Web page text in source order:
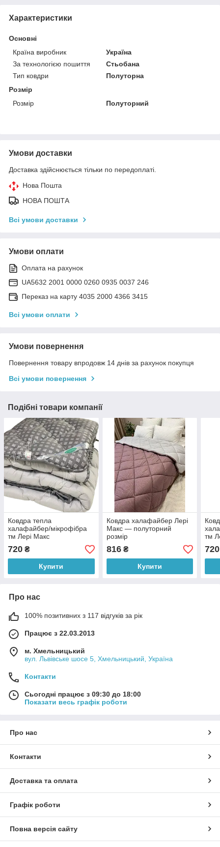
Характеристики
Основні
Країна виробник
Україна
За технологією пошиття
Стьобана
Тип ковдри
Полуторна
Розмір
Розмір
Полуторний
Умови доставки
Доставка здійснюється тільки по передоплаті.
Нова Пошта
НОВА ПОШТА
Всі умови доставки
Умови оплати
Оплата на рахунок
UA5632 2001 0000 0260 0935 0037 246
Переказ на карту 4035 2000 4366 3415
Всі умови оплати
Умови повернення
Повернення товару впродовж 14 днів за рахунок покупця
Всі умови повернення
Подібні товари компанії
Ковдра тепла
халафайбер/мікрофібра
тм Лері Макс
720 ₴
Купити
Ковдра халафайбер Лері
Макс — полуторний
розмір
816₴
Купити
тм
720
Про нас
100% позитивних з 117 відгуків за рік
Працює з 22.03.2013
м. Хмельницький
вул. Львівське шосе 5, Хмельницький, Україна
Контакти
Сьогодні працює з 09:30 до 18:00
Показати весь графік роботи
Про нас
Контакти
Доставка та оплата
Графік роботи
Повна версія сайту